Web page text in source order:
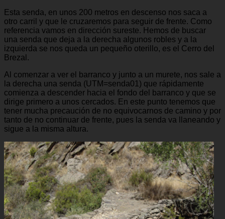
Esta senda, en unos 200 metros en descenso nos saca a
otro carril y que le cruzaremos para seguir de frente. Como
referencia vamos en dirección sureste. Hemos de buscar
una senda que deja a la derecha algunos robles y a la
izquierda se nos queda un pequeño oterillo, es el Cerro del
Brezal.
Al comenzar a ver el barranco y junto a un murete, nos sale a
la derecha una senda (UTM=senda01) que rápidamente
comienza a descender hacia el fondo del barranco y que se
dirige primero a unos cercados. En este punto tenemos que
tener mucha precaución de no equivocarnos de camino y por
tanto de no continuar de frente, pues la senda va llaneando y
sigue a la misma altura.